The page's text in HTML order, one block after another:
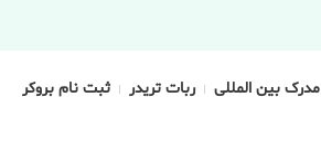
مدرک بین المللی ربات تریدر ثبت نام بروکر